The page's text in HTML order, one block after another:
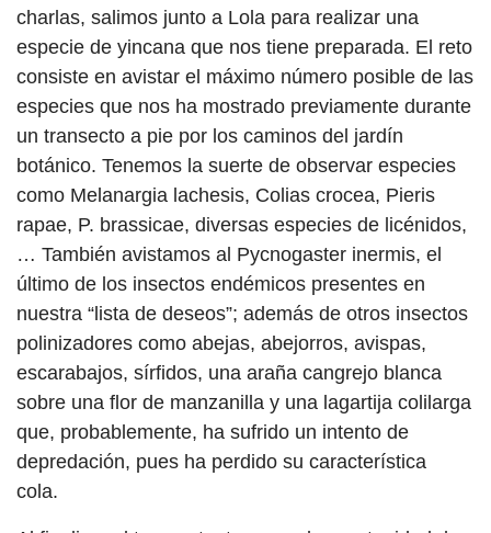
charlas, salimos junto a Lola para realizar una
especie de yincana que nos tiene preparada. El reto
consiste en avistar el máximo número posible de las
especies que nos ha mostrado previamente durante
un transecto a pie por los caminos del jardín
botánico. Tenemos la suerte de observar especies
como Melanargia lachesis, Colias crocea, Pieris
rapae, P. brassicae, diversas especies de licénidos,
… También avistamos al Pycnogaster inermis, el
último de los insectos endémicos presentes en
nuestra “lista de deseos”; además de otros insectos
polinizadores como abejas, abejorros, avispas,
escarabajos, sírfidos, una araña cangrejo blanca
sobre una flor de manzanilla y una lagartija colilarga
que, probablemente, ha sufrido un intento de
depredación, pues ha perdido su característica
cola.